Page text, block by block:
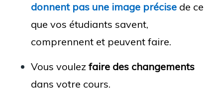
donnent pas une image précise de ce
que vos étudiants savent,
comprennent et peuvent faire.
Vous voulezfaire des changements
dans votre cours.